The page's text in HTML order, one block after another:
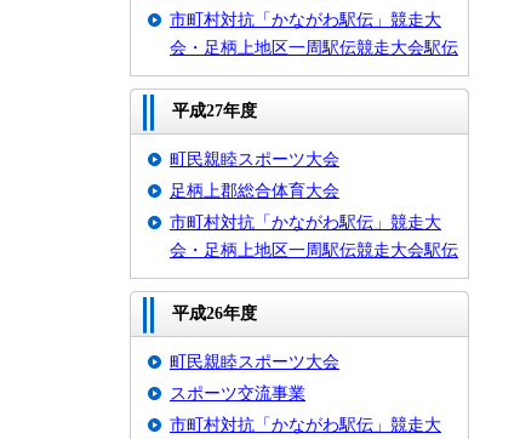
市町村対抗「かながわ駅伝」競走大
会・足柄上地区一周駅伝競走大会駅伝
平成27年度
町民親睦スポーツ大会
足柄上郡総合体育大会
市町村対抗「かながわ駅伝」競走大
会・足柄上地区一周駅伝競走大会駅伝
平成26年度
町民親睦スポーツ大会
スポーツ交流事業
市町村対抗「かながわ駅伝」競走大